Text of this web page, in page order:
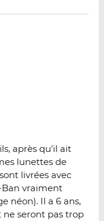
après qu'il ait
lunettes de
livrées avec
vraiment
néon). Il a 6 ans,
seront pas trop